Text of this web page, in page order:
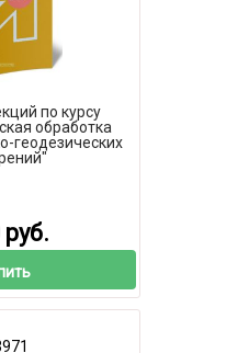
по курсу
обработка
геодезических